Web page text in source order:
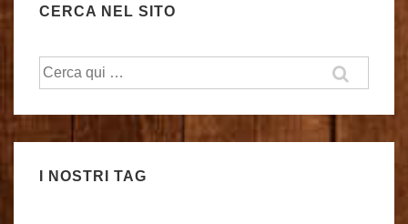
CERCA NEL SITO
Cerca:
I NOSTRI TAG